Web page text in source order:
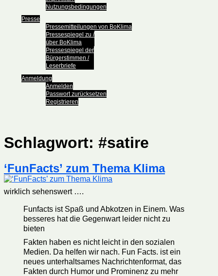
Nutzungsbedingungen
Presse
Pressemitteilungen von BoKlima
Pressespiegel zu /
über BoKlima
Pressespiegel der
Bürgerstimmen /
Leserbriefe
Anmeldung
Anmelden
Passwort zurücksetzen
Registrieren
Schlagwort: #satire
‘FunFacts’ zum Thema Klima
wirklich sehenswert ….
Funfacts ist Spaß und Abkotzen in Einem. Was
besseres hat die Gegenwart leider nicht zu
bieten
Fakten haben es nicht leicht in den sozialen
Medien. Da helfen wir nach. Fun Facts. ist ein
neues unterhaltsames Nachrichtenformat, das
Fakten durch Humor und Prominenz zu mehr